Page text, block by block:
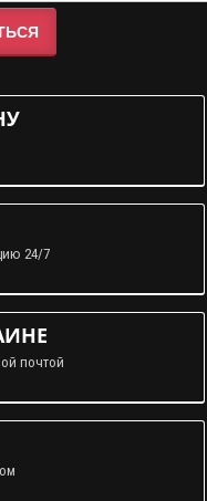
24/7
почтой